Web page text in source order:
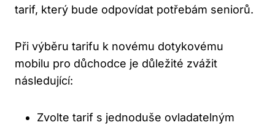
tarif, který bude odpovídat potřebám seniorů.
Při výběru tarifu k novému dotykovému
mobilu pro důchodce je důležité zvážit
následující:
Zvolte tarif s jednoduše ovladatelným